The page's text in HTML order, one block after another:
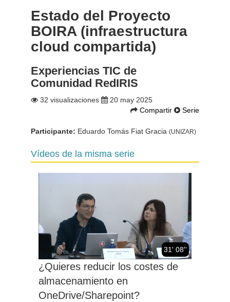
Estado del Proyecto
BOIRA (infraestructura
cloud compartida)
Experiencias TIC de
Comunidad RedIRIS
32 visualizaciones
20 may 2025
Compartir
Serie
Participante: Eduardo Tomás Fiat Gracia (UNIZAR)
Vídeos de la misma serie
31' 08''
¿Quieres reducir los costes de
almacenamiento en
OneDrive/Sharepoint?